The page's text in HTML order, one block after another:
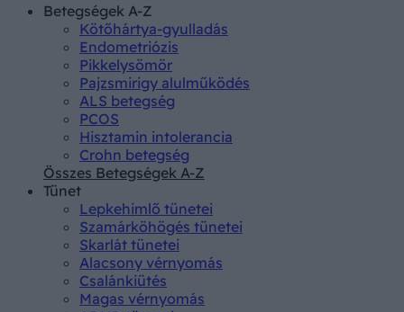
Betegségek A-Z
Kötőhártya-gyulladás
Endometriózis
Pikkelysömör
Pajzsmirigy alulműködés
ALS betegség
PCOS
Hisztamin intolerancia
Crohn betegség
Összes Betegségek A-Z
Tünet
Lepkehimlő tünetei
Szamárköhögés tünetei
Skarlát tünetei
Alacsony vérnyomás
Csalánkiütés
Magas vérnyomás